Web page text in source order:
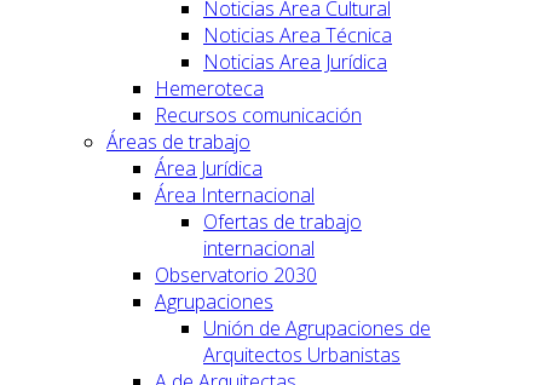
Noticias Area Cultural
Noticias Area Técnica
Noticias Area Jurídica
Hemeroteca
Recursos comunicación
Áreas de trabajo
Área Jurídica
Área Internacional
Ofertas de trabajo
internacional
Observatorio 2030
Agrupaciones
Unión de Agrupaciones de
Arquitectos Urbanistas